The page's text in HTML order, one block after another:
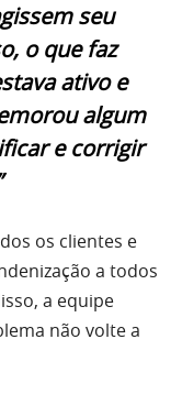
seu
o que faz
ativo e
algum
e corrigir
os clientes e
a todos
a equipe
não volte a